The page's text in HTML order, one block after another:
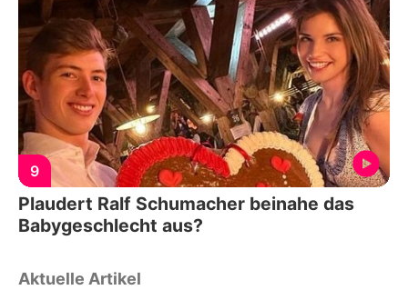
9
Plaudert Ralf Schumacher beinahe das
Babygeschlecht aus?
Aktuelle Artikel